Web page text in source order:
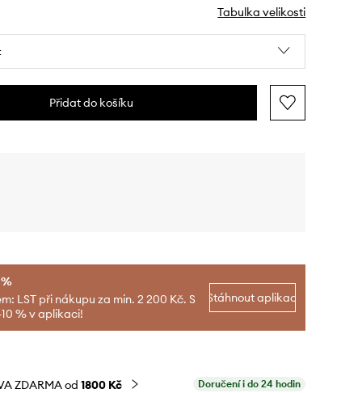
Tabulka velikosti
Přidat do košíku
LST při nákupu za min. 2 200 Kč. S
% v aplikaci!
Stáhnout aplikaci
ZDARMA od 1800 Kč Doručení i do 24 hodin